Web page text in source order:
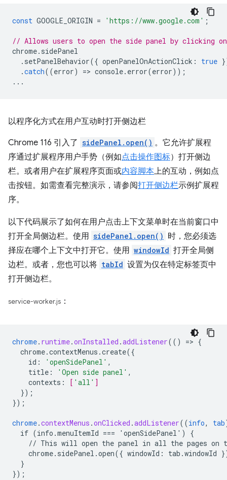
const GOOGLE_ORIGIN = 'https://www.google.com' ;
// Allows users to open the side panel by clicking
chrome. sidePanel
. setPanelBehavior({ openPanelOnActionClick : true
.catch((error) => console. error(error));
...
以程序化方式在用户互动时打开侧边栏
Chrome 116 引入了 sidePanel.open() 。它允许扩展程
序通过扩展程序用户手势（例如点击操作图标）打开侧边
栏。或者用户在扩展程序页面或内容脚本上的互动，例如点
击按钮。如需查看完整演示，请参阅打开侧边栏示例扩展程
序。
以下代码展示了如何在用户点击上下文菜单时在当前窗口中
打开全局侧边栏。使用 sidePanel.open() 时，您必须选
择应在哪个上下文中打开它。使用 windowId 打开全局侧
边栏。或者，您也可以将 tabId 设置为仅在特定标签页中
打开侧边栏。
service-worker.js ：
chrome. runtime.onInstalled .addListener(() => {
chrome.contextMenus.create({
id : 'openSidePanel' ,
title : 'Open side panel' ,
contexts : [ 'all' ]
});
});
chrome.contextMenus .onClicked .addListener((info, tab
if (info.menuItemId === 'openSidePanel')
{
// This will open the panel in all the pages on
chrome.sidePanel.open({ windowId : tab .windowId }
}
});